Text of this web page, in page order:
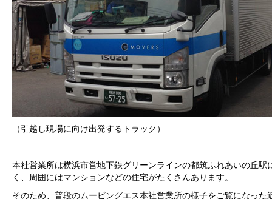
（引越し現場に向け出発するトラック）
本社営業所は横浜市営地下鉄グリーンラインの都筑ふれあいの丘駅
く、周囲にはマンションなどの住宅がたくさんあります。
そのため、普段のムービングエス本社営業所の様子をご覧になった